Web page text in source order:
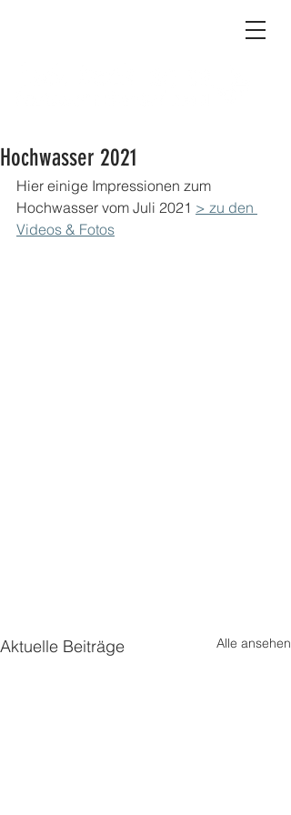
Hochwasser 2021
Hier einige Impressionen zum
Hochwasser vom Juli 2021 > zu den
Videos & Fotos
Aktuelle Beiträge Alle ansehen